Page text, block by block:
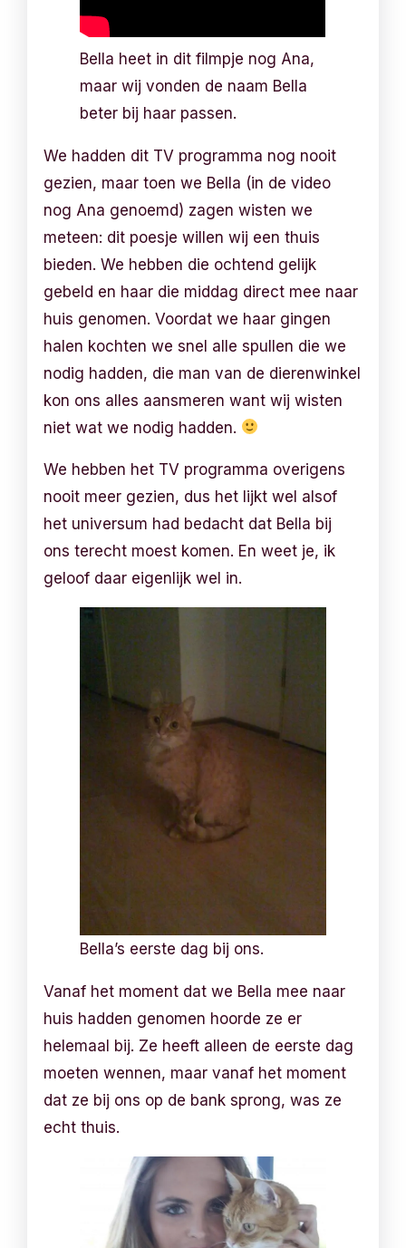
Bella heet in dit filmpje nog Ana,
maar wij vonden de naam Bella
beter bij haar passen.
We hadden dit TV programma nog nooit
gezien, maar toen we Bella (in de video
nog Ana genoemd) zagen wisten we
meteen: dit poesje willen wij een thuis
bieden. We hebben die ochtend gelijk
gebeld en haar die middag direct mee naar
huis genomen. Voordat we haar gingen
halen kochten we snel alle spullen die we
nodig hadden, die man van de dierenwinkel
kon ons alles aansmeren want wij wisten
niet wat we nodig hadden.
We hebben het TV programma overigens
nooit meer gezien, dus het lijkt wel alsof
het universum had bedacht dat Bella bij
ons terecht moest komen. En weet je, ik
geloof daar eigenlijk wel in.
Bella’s eerste dag bij ons.
Vanaf het moment dat we Bella mee naar
huis hadden genomen hoorde ze er
helemaal bij. Ze heeft alleen de eerste dag
moeten wennen, maar vanaf het moment
dat ze bij ons op de bank sprong, was ze
echt thuis.